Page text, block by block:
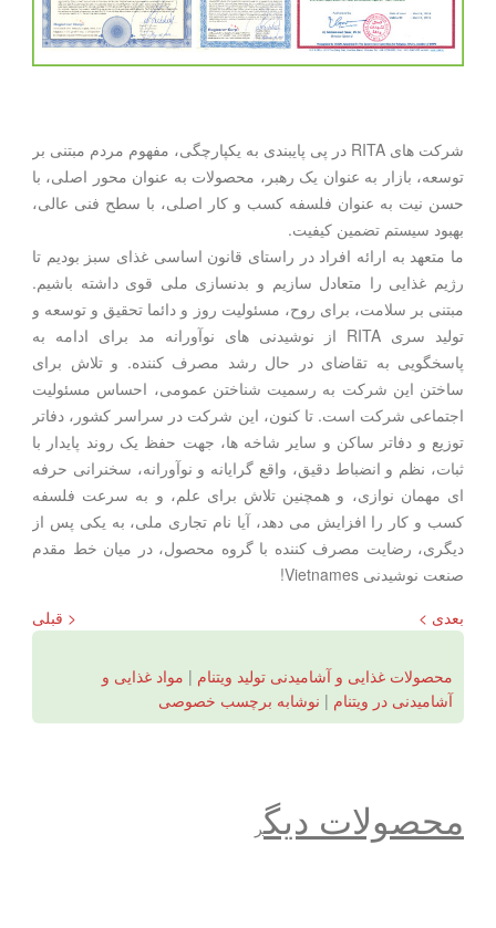
شرکت های RITA در پی پایبندی به یکپارچگی، مفهوم مردم مبتنی بر
توسعه، بازار به عنوان یک رهبر، محصولات به عنوان محور اصلی، با
حسن نیت به عنوان فلسفه کسب و کار اصلی، با سطح فنی عالی،
بهبود سیستم تضمین کیفیت.
ما متعهد به ارائه افراد در راستای قانون اساسی غذای سبز بودیم تا
رژیم غذایی را متعادل سازیم و بدنسازی ملی قوی داشته باشیم.
مبتنی بر سلامت، برای روح، مسئولیت روز و دائما تحقیق و توسعه و
تولید سری RITA از نوشیدنی های نوآورانه مد برای ادامه به
پاسخگویی به تقاضای در حال رشد مصرف کننده. و تلاش برای
ساختن این شرکت به رسمیت شناختن عمومی، احساس مسئولیت
اجتماعی شرکت است. تا کنون، این شرکت در سراسر کشور، دفاتر
توزیع و دفاتر ساکن و سایر شاخه ها، جهت حفظ یک روند پایدار با
ثبات، نظم و انضباط دقیق، واقع گرایانه و نوآورانه، سخنرانی حرفه
ای مهمان نوازی، و همچنین تلاش برای علم، و به سرعت فلسفه
کسب و کار را افزایش می دهد، آیا نام تجاری ملی، به یکی پس از
دیگری، رضایت مصرف کننده با گروه محصول، در میان خط مقدم
صنعت نوشیدنی Vietnames!
< قبلی
بعدی >
محصولات غذایی و آشامیدنی تولید ویتنام | مواد غذایی و
آشامیدنی در ویتنام | نوشابه برچسب خصوصی
محصولات دیگر